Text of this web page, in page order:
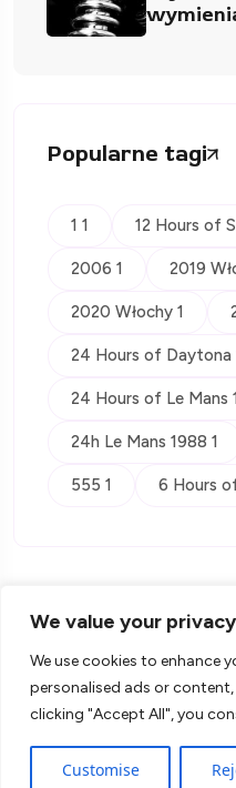
We value your privacy
We use cookies to enhance
personalised ads or
clicking "Accept All", you
Customise
Popularne tagi
1 1 12 Hours of
2006 1 2019
2020 Włochy 1
24 Hours of Daytona
24 Hours of Le Mans
24h Le Mans 1988 1
555 1 6 Hours
©